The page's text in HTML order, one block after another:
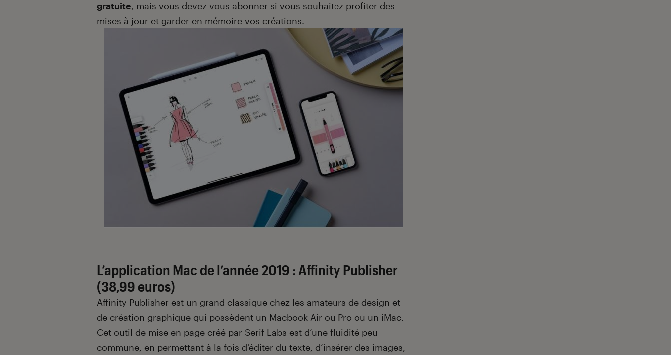
gratuite, mais vous devez vous abonner si vous souhaitez profiter des
mises à jour et garder en mémoire vos créations.
L’application Mac de l’année 2019 : Affinity Publisher
(38,99 euros)
Affinity Publisher est un grand classique chez les amateurs de design et
de création graphique qui possèdent un Macbook Air ou Pro ou un iMac.
Cet outil de mise en page créé par Serif Labs est d’une fluidité peu
commune, en permettant à la fois d’éditer du texte, d’insérer des images,